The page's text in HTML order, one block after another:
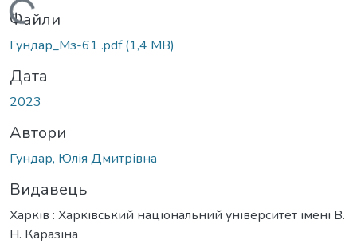
Вантажиться...
Файли
Гундар_Мз-61 .pdf(1,4 MB)
Дата
2023
Автори
Гундар, Юлія Дмитрівна
Видавець
Харків : Харківський національний університет імені В.
Н. Каразіна